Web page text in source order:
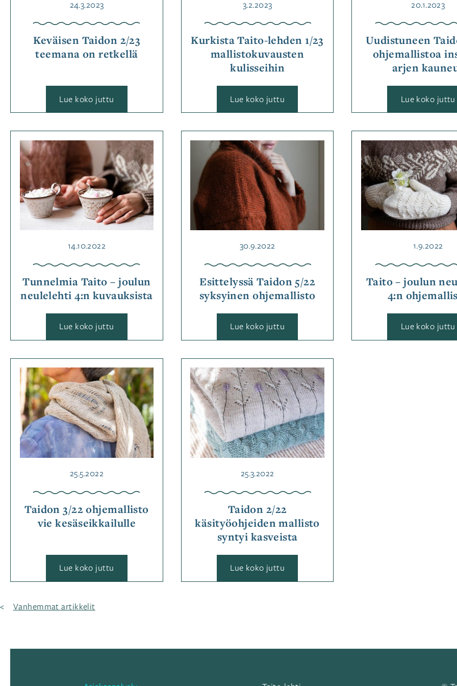
Keväisen Taidon 2/23
teemana on retkellä
Julkaistu
24.3.2023
Lue koko juttu
Taidon
teemana
on
retkellä
Kurkista Taito-lehden 1/23
mallistokuvausten
kulisseihin
Julkaistu
3.2.2023
Lue koko juttu
Taito-
1/23
mallistokuvausten
Uudistuneen
ohjemallistoa
arjen
Julkaistu
20.1.2023
Lue koko juttu
Tunnelmia Taito – joulun
neulelehti 4:n kuvauksista
Julkaistu
14.10.2022
Lue koko juttu
Taito
joulun
neulelehti
4:n
kuvauksista
Kategoriassa
Jutut,
OhjemallistotAvainsanat
neulonta
Esittelyssä Taidon 5/22
syksyinen ohjemallisto
Julkaistu
30.9.2022
Lue koko juttu
Taidon
syksyinen
ohjemallisto
Kategoriassa
Jutut,
Ohjemallistot
Taito – joulun
4:n
Julkaistu
1.9.2022
Lue koko juttu
Jutut,
Taidon 3/22 ohjemallisto
vie kesäseikkailulle
Julkaistu
25.5.2022
Lue koko juttu
3/22
Kategoriassa
Jutut,
Ohjemallistot
Taidon 2/22
käsityöohjeiden mallisto
syntyi kasveista
Julkaistu
25.3.2022
Lue koko juttu
2/22
Kategoriassa
Jutut,
Ohjemallistot
Artikkelien
Vanhemmat artikkelit